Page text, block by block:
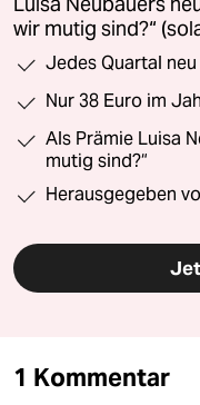
wir mutig sind?“
Jedes Quartal
Nur 38 Euro im
Als Prämie Luisa
mutig sind?“
Herausgegeben
1 Kommentar